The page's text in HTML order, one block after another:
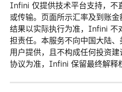
Infini 仅提供技术平台支持，不
或传输。页面所示汇率及到账
结果以实际执行为准，Infini 不
担责任。本服务不向中国大陆
用户提供，且不构成任何投资
协议为准，Infini 保留最终解释